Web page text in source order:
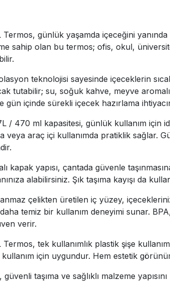
günlük yaşamda içeceğini
sahip olan bu termos; ofis, okul,
teknolojisi sayesinde içeceklerin
tutabilir; su, soğuk kahve, meyve
gün içinde sürekli içecek hazırlama
/ 470 ml kapasitesi, günlük kullanım
veya araç içi kullanımda pratiklik sağlar.
kapak yapısı, çantada güvenle
alabilirsiniz. Şık taşıma kayışı da
çelikten üretilen iç yüzey,
temiz bir kullanım deneyimi sunar.
verir.
tek kullanımlık plastik şişe
kullanım için uygundur. Hem estetik
güvenli taşıma ve sağlıklı malzeme